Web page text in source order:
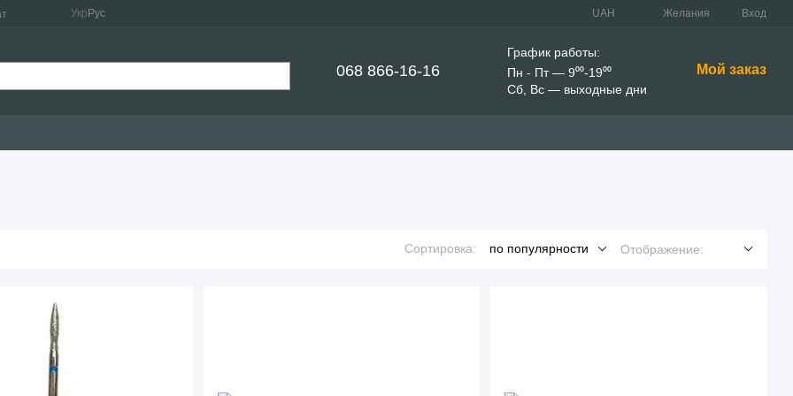
Укр Рус UAH Желания Вход
068 866-16-16
График работы:
Пн - Пт — 9⁰⁰-19⁰⁰
Сб, Вс — выходные дни
Мой заказ
Сортировка: по популярности Отображение: